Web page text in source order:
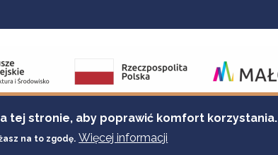
tej stronie, aby poprawić komfort korzystania.
na to zgodę. Więcej informacji